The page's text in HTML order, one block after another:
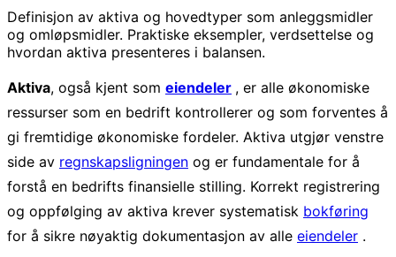
Definisjon av aktiva og hovedtyper som anleggsmidler
og omløpsmidler. Praktiske eksempler, verdsettelse og
hvordan aktiva presenteres i balansen.
Aktiva, også kjent som eiendeler , er alle økonomiske
ressurser som en bedrift kontrollerer og som forventes å
gi fremtidige økonomiske fordeler. Aktiva utgjør venstre
side av regnskapsligningen og er fundamentale for å
forstå en bedrifts finansielle stilling. Korrekt registrering
og oppfølging av aktiva krever systematisk bokføring
for å sikre nøyaktig dokumentasjon av alle eiendeler .